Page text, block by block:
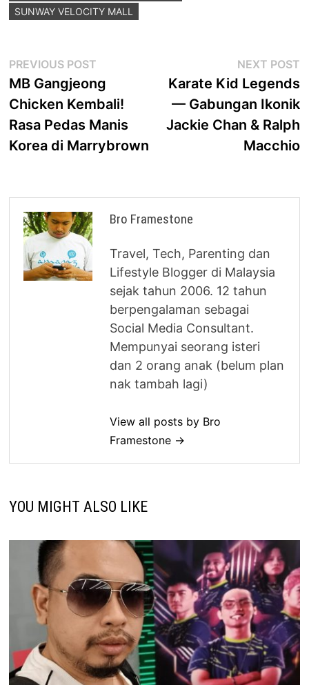
SUNWAY VELOCITY MALL
Post
navigation
PREVIOUS POST
post:
MB Gangjeong
Chicken Kembali!
Rasa Pedas Manis
Korea di Marrybrown
NEXT POST
Karate Kid Legends
— Gabungan Ikonik
Jackie Chan & Ralph
Macchio
Bro Framestone
Travel, Tech, Parenting dan
Lifestyle Blogger di Malaysia
sejak tahun 2006. 12 tahun
berpengalaman sebagai
Social Media Consultant.
Mempunyai seorang isteri
dan 2 orang anak (belum plan
nak tambah lagi)
View all posts by Bro
Framestone →
YOU MIGHT ALSO LIKE